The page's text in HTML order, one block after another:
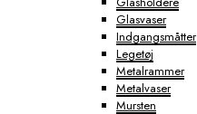
Glasvaser
Indgangsmåtter
Legetøj
Metalrammer
Metalvaser
Mursten